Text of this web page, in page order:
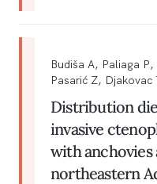
Budiša A, Paliaga
Pasarić Z,
Distribution
invasive
with
northeastern